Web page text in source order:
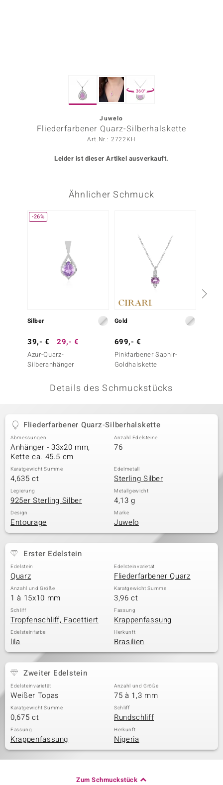
BY DE MELO
Classics
360°
Juwelo
Fliederfarbener Quarz-Silberhalskette
Art.Nr.: 2722KH
Leider ist dieser Artikel ausverkauft.
Ähnlicher Schmuck
-26%
Silber
39,- € 29,- €
Azur-Quarz-
Silberanhänger
Gold
699,- €
Pinkfarbener Saphir-
Goldhalskette
Details des Schmuckstücks
Fliederfarbener Quarz-Silberhalskette
Abmessungen
Anhänger - 33x20 mm,
Kette ca. 45.5 cm
Anzahl Edelsteine
76
Karatgewicht Summe
4,635 ct
Edelmetall
Sterling Silber
Legierung
925er Sterling Silber
Metallgewicht
4,13 g
Design
Entourage
Marke
Juwelo
Erster Edelstein
Edelstein
Quarz
Edelsteinvarietät
Fliederfarbener Quarz
Anzahl und Größe
1 à 15x10 mm
Karatgewicht Summe
3,96 ct
Schliff
Tropfenschliff, Facettiert
Fassung
Krappenfassung
Edelsteinfarbe
lila
Herkunft
Brasilien
Zweiter Edelstein
Edelsteinvarietät
Weißer Topas
Anzahl und Größe
75 à 1,3 mm
Karatgewicht Summe
0,675 ct
Schliff
Rundschliff
Fassung
Krappenfassung
Herkunft
Nigeria
Zum Schmuckstück